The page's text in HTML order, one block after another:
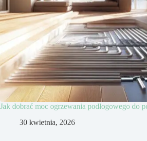
Jak dobrać moc ogrzewania podłogowego do
30 kwietnia, 2026